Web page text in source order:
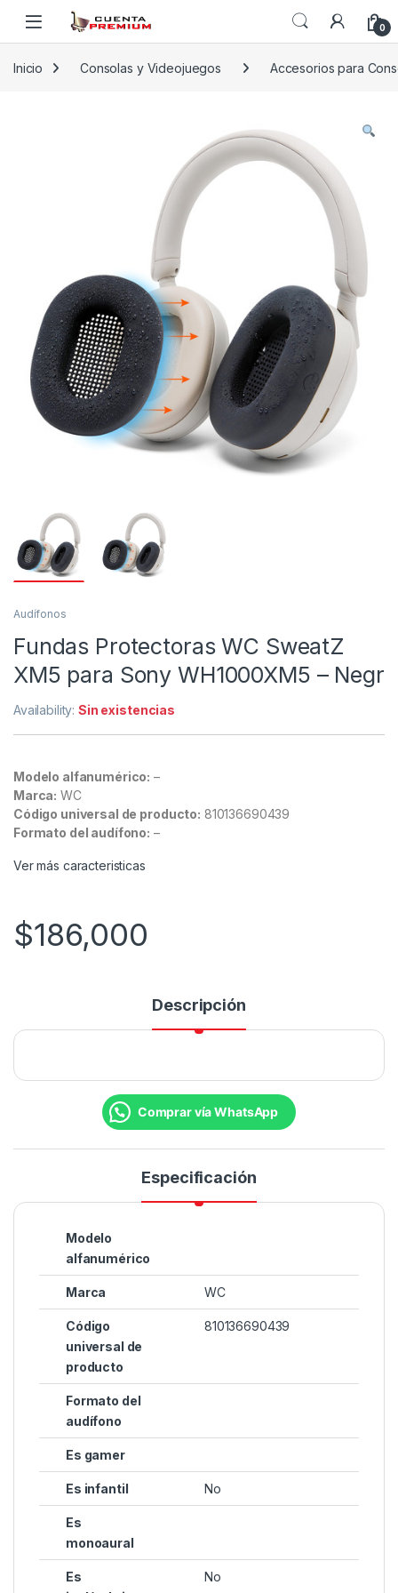
Skip to navigation
Skip to content
0
Inicio Consolas y Videojuegos Accesorios para
Audífonos
Fundas Protectoras WC SweatZ
XM5 para Sony WH1000XM5 – Negr
Availability:Sin existencias
Modelo alfanumérico: –
Marca: WC
Código universal de producto: 810136690439
Formato del audífono: –
Ver más caracteristicas
$186,000
Descripción
Comprar vía WhatsApp
Especificación
Modelo
alfanumérico
Marca WC
Código
universal de
producto
810136690439
Formato del
audífono
Es gamer
Es infantil No
Es
monoaural
Es
No